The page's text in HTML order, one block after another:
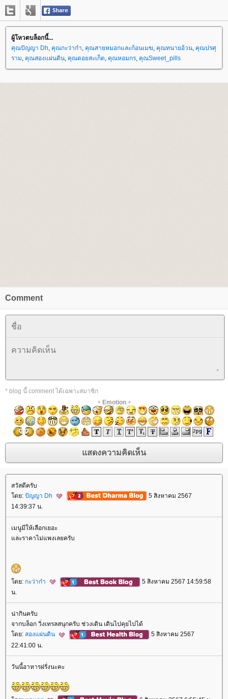
ผู้โหวตบล็อกนี้...
คุณปัญญา Dh คุณกะว่าก๋า คุณสายหมอกและก้อนเมฆ คุณทนายอ้วน คุณปรศุ
ราม คุณสองแผ่นดิน คุณดอยสะเก็ด คุณหอมกร คุณSweet_pills
Comment
* blog นี้ comment ได้เฉพาะสมาชิก
+ Emotion+
สวัสดีครับ
ดย: ปัญญา Dh
5 สิงหาคม 2567
14:39:37 น.
เมนูมีให้เลือกเยอะ
ละราคาไม่แพงเลยครับ
ดย: กะว่าก๋า
5 สิงหาคม 2567 14:59:58
น.
น่ากินครับ
จากบล็อก วิ่งเทรลสนุกครับ ช่วงเดิน เดินไปคุยไปได้
ดย: สองแผ่นดิน
5 สิงหาคม 2567
22:41:00 น.
วันนี้อาหารฝรั่งนะคะ